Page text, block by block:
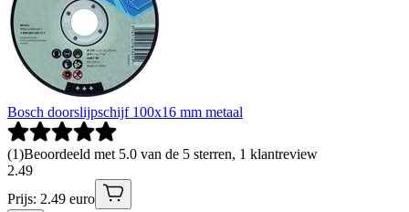
Bosch doorslijpschijf 100x16 mm metaal
(1)Beoordeeld met 5.0 van de 5 sterren, 1 klantreview
2.49
Prijs: 2.49 euro